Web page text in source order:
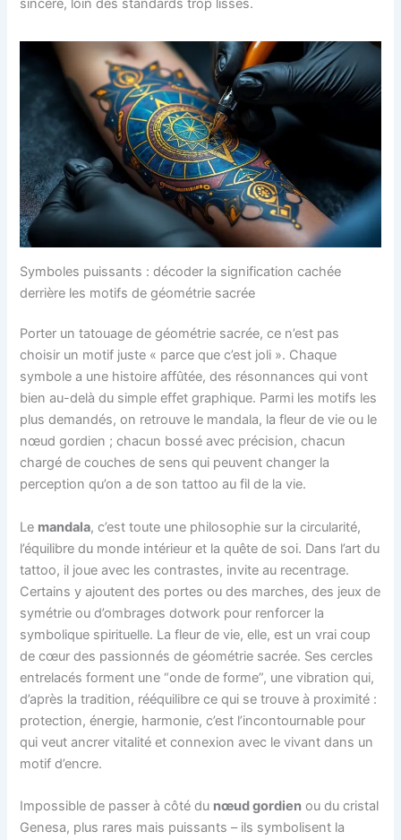
sincère, loin des standards trop lisses.
Symboles puissants : décoder la signification cachée
derrière les motifs de géométrie sacrée
Porter un tatouage de géométrie sacrée, ce n’est pas
choisir un motif juste « parce que c’est joli ». Chaque
symbole a une histoire affûtée, des résonnances qui vont
bien au-delà du simple effet graphique. Parmi les motifs les
plus demandés, on retrouve le mandala, la fleur de vie ou le
nœud gordien ; chacun bossé avec précision, chacun
chargé de couches de sens qui peuvent changer la
perception qu’on a de son tattoo au fil de la vie.
Le mandala, c’est toute une philosophie sur la circularité,
l’équilibre du monde intérieur et la quête de soi. Dans l’art du
tattoo, il joue avec les contrastes, invite au recentrage.
Certains y ajoutent des portes ou des marches, des jeux de
symétrie ou d’ombrages dotwork pour renforcer la
symbolique spirituelle. La fleur de vie, elle, est un vrai coup
de cœur des passionnés de géométrie sacrée. Ses cercles
entrelacés forment une “onde de forme”, une vibration qui,
d’après la tradition, rééquilibre ce qui se trouve à proximité :
protection, énergie, harmonie, c’est l’incontournable pour
qui veut ancrer vitalité et connexion avec le vivant dans un
motif d’encre.
Impossible de passer à côté du nœud gordien ou du cristal
Genesa, plus rares mais puissants – ils symbolisent la